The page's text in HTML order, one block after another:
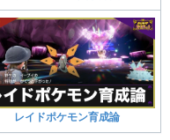
レイドポケモン育成論